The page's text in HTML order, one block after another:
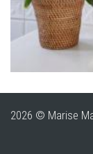
2026 © Marise